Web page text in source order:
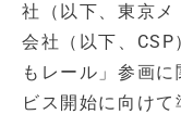
社（以下、東京
会社（以下、CSP
もレール」参画
ビス開始に向けて